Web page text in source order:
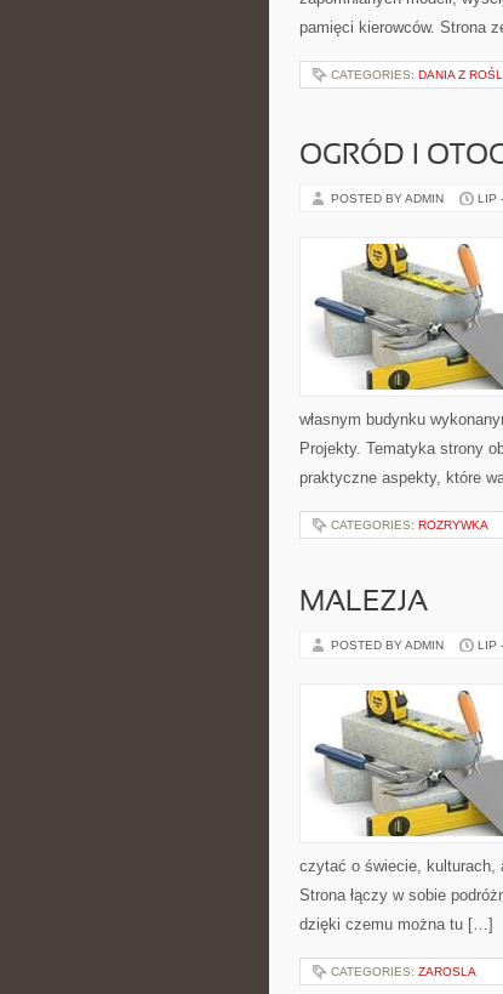
pamięci kierowców. Strona
CATEGORIES: DANIA Z
OGRÓD I
POSTED BY ADMIN LIP
własnym budynku
Projekty. Tematyka strony
praktyczne aspekty, które
CATEGORIES: ROZRYWKA
MALEZJA
POSTED BY ADMIN LIP
czytać o świecie, kulturach,
Strona łączy w sobie
dzięki czemu można tu […]
CATEGORIES: ZAROSLA